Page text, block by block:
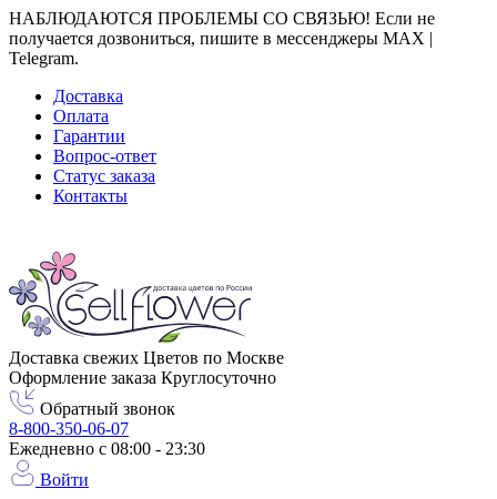
НАБЛЮДАЮТСЯ ПРОБЛЕМЫ СО СВЯЗЬЮ! Если не
получается дозвониться, пишите в мессенджеры MAX |
Telegram.
Доставка
Оплата
Гарантии
Вопрос-ответ
Статус заказа
Контакты
Доставка свежих Цветов по Москве
Оформление заказа Круглосуточно
Обратный звонок
8-800-350-06-07
Ежедневно с 08:00 - 23:30
Войти